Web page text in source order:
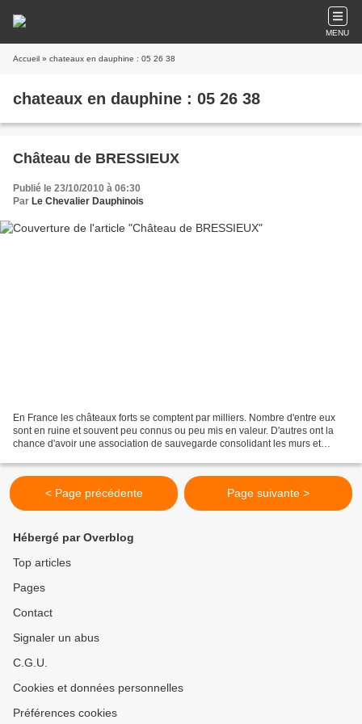
MENU
Accueil » chateaux en dauphine : 05 26 38
chateaux en dauphine : 05 26 38
Château de BRESSIEUX
Publié le 23/10/2010 à 06:30
Par Le Chevalier Dauphinois
En France les châteaux forts se comptent par milliers. Nombre d'entre eux
sont en ruine et souvent peu connus ou peu mis en valeur. D'autres ont la
chance d'avoir une association de sauvegarde consolidant les murs et
< Page précédente Page suivante >
Hébergé par Overblog
Top articles
Pages
Contact
Signaler un abus
C.G.U.
Cookies et données personnelles
Préférences cookies